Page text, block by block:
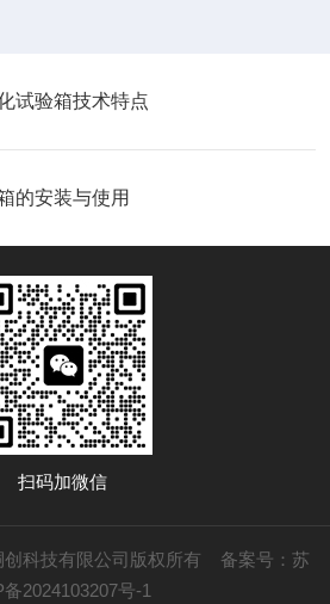
试验箱技术特点
的安装与使用
扫码加微信
创科技有限公司版权所有 备案号：苏
备2024103207号-1